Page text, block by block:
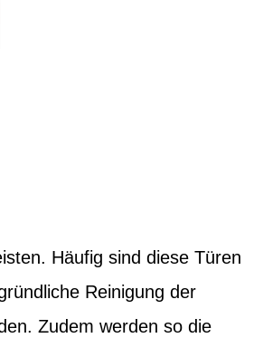
Häufig sind diese Türen
Reinigung der
Zudem werden so die